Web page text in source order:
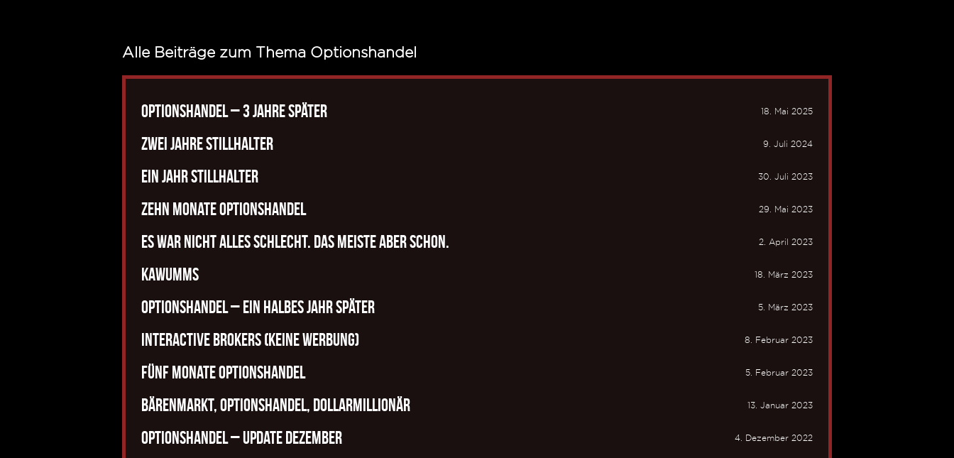
Alle Beiträge zum Thema Optionshandel
Optionshandel – 3 Jahre später 18. Mai 2025
Zwei Jahre Stillhalter 9. Juli 2024
Ein Jahr Stillhalter 30. Juli 2023
Zehn Monate Optionshandel 29. Mai 2023
Es war nicht alles schlecht. Das meiste aber schon. 2. April 2023
Kawumms 18. März 2023
Optionshandel – ein halbes Jahr später 5. März 2023
Interactive Brokers (keine Werbung) 8. Februar 2023
Fünf Monate Optionshandel 5. Februar 2023
Bärenmarkt, Optionshandel, Dollarmillionär 13. Januar 2023
Optionshandel – Update Dezember 4. Dezember 2022